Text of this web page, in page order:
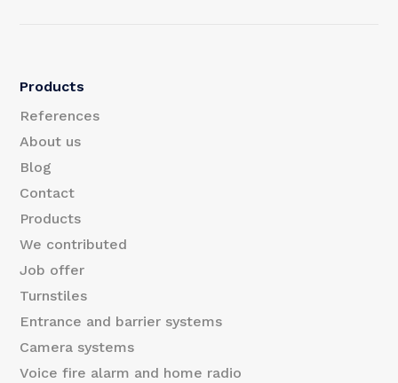
E
m
a
i
l
E
m
a
i
l
Products
References
About us
Blog
Contact
Products
We contributed
Job offer
Turnstiles
Entrance and barrier systems
Camera systems
Voice fire alarm and home radio